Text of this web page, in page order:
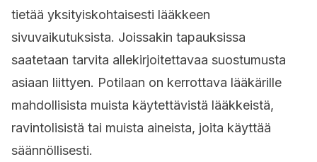
tietää yksityiskohtaisesti lääkkeen
sivuvaikutuksista. Joissakin tapauksissa
saatetaan tarvita allekirjoitettavaa suostumusta
asiaan liittyen. Potilaan on kerrottava lääkärille
mahdollisista muista käytettävistä lääkkeistä,
ravintolisistä tai muista aineista, joita käyttää
säännöllisesti.